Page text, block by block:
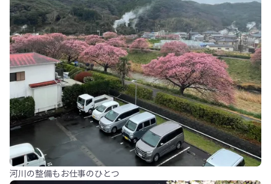
河川の整備もお仕事のひとつ